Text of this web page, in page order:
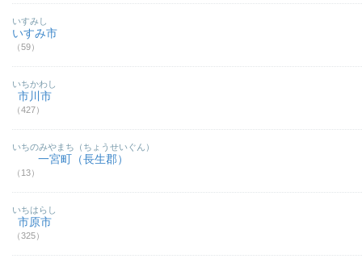
いすみ市
（59）
いすみし
市川市
（427）
いちかわし
一宮町（長生郡）
（13）
いちのみやまち（ちょうせいぐん）
市原市
（325）
いちはらし